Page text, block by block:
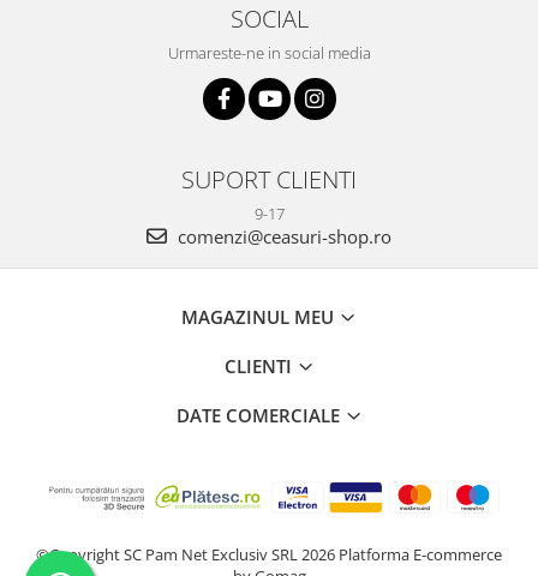
SOCIAL
Urmareste-ne in social media
SUPORT CLIENTI
9-17
comenzi@ceasuri-shop.ro
MAGAZINUL MEU
CLIENTI
DATE COMERCIALE
©Copyright SC Pam Net Exclusiv SRL 2026 Platforma E-commerce